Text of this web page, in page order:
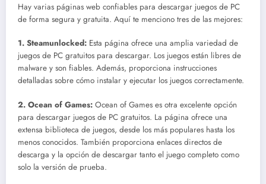
Hay varias páginas web confiables para descargar juegos de PC
de forma segura y gratuita. Aquí te menciono tres de las mejores:
1. Steamunlocked: Esta página ofrece una amplia variedad de
juegos de PC gratuitos para descargar. Los juegos están libres de
malware y son fiables. Además, proporciona instrucciones
detalladas sobre cómo instalar y ejecutar los juegos correctamente.
2. Ocean of Games: Ocean of Games es otra excelente opción
para descargar juegos de PC gratuitos. La página ofrece una
extensa biblioteca de juegos, desde los más populares hasta los
menos conocidos. También proporciona enlaces directos de
descarga y la opción de descargar tanto el juego completo como
solo la versión de prueba.